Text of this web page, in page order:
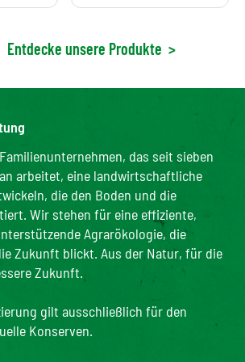
Entdecke unsere Produkte >
das seit sieben
arbeitet, eine landwirtschaftliche
die den Boden und die
Wir stehen für eine effiziente,
Agrarökologie, die
Zukunft blickt. Aus der Natur, für die
Zukunft.
gilt ausschließlich für den
Konserven.